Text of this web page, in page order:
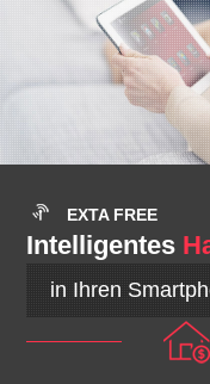
EXTA FREE
Intelligentes
in Ihren